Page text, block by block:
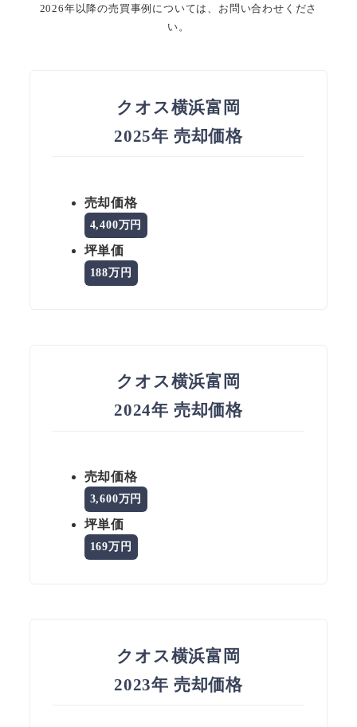
2026年以降の売買事例については、お問い合わせくださ
い。
クオス横浜富岡
2025年 売却価格
売却価格
4,400万円
坪単価
188万円
クオス横浜富岡
2024年 売却価格
売却価格
3,600万円
坪単価
169万円
クオス横浜富岡
2023年 売却価格